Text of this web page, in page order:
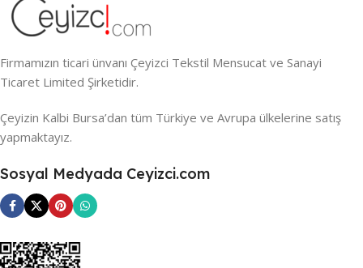
Firmamızın ticari ünvanı Çeyizci Tekstil Mensucat ve Sanayi
Ticaret Limited Şirketidir.
Çeyizin Kalbi Bursa’dan tüm Türkiye ve Avrupa ülkelerine satış
yapmaktayız.
Sosyal Medyada Ceyizci.com